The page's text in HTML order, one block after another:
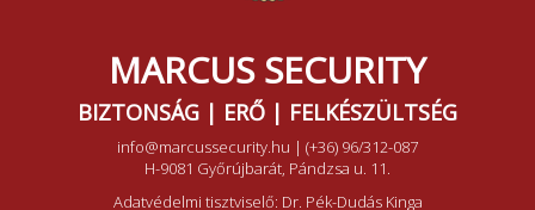
MARCUS SECURITY
BIZTONSÁG | ERŐ | FELKÉSZÜLTSÉG
info@marcussecurity.hu | (+36) 96/312-087
H-9081 Győrújbarát, Pándzsa u. 11.
Adatvédelmi tisztviselő: Dr. Pék-Dudás Kinga